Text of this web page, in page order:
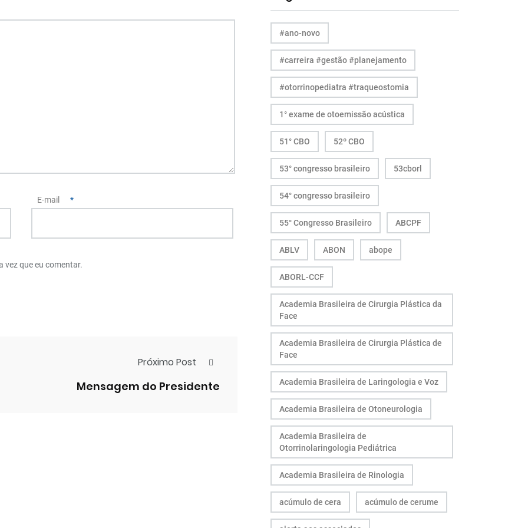
E-mail *
vez que eu comentar.
Próximo Post
Mensagem do Presidente
#ano-novo
#carreira #gestão #planejamento
#otorrinopediatra #traqueostomia
1° exame de otoemissão acústica
51° CBO 52º CBO
53° congresso brasileiro 53cborl
54° congresso brasileiro
55° Congresso Brasileiro ABCPF
ABLV ABON abope
ABORL-CCF
Academia Brasileira de Cirurgia Plástica da
Face
Academia Brasileira de Cirurgia Plástica de
Face
Academia Brasileira de Laringologia e Voz
Academia Brasileira de Otoneurologia
Academia Brasileira de
Otorrinolaringologia Pediátrica
Academia Brasileira de Rinologia
acúmulo de cera acúmulo de cerume